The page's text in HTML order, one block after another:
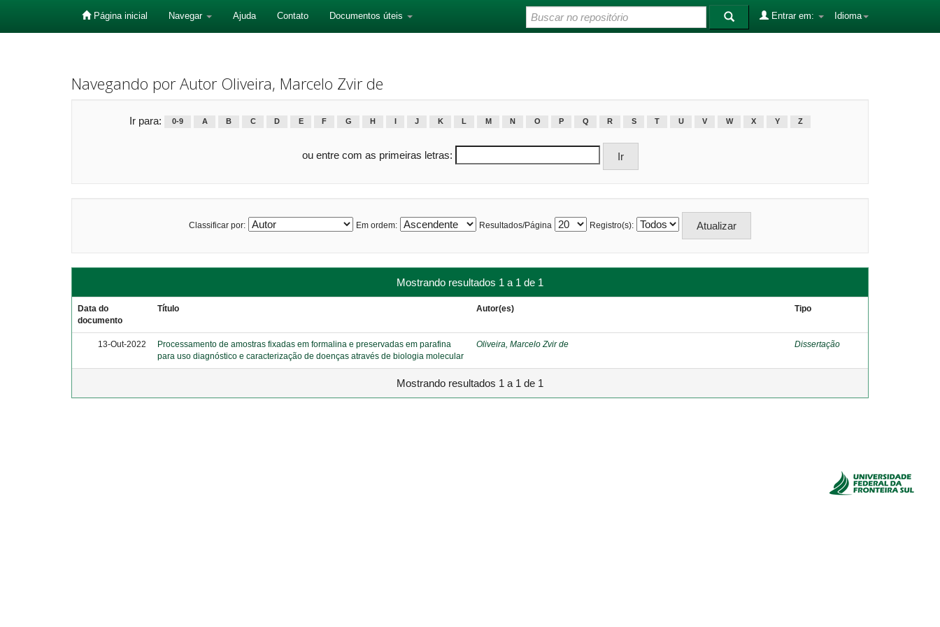
Página inicial Navegar Ajuda Contato Documentos úteis Idioma
Entrar em:
Navegando por Autor Oliveira, Marcelo Zvir de
Ir para: 0-9 A B C D E F G H J K L M N O P Q R S T U V W X Y Z
ou entre com as primeiras letras:
Classificar por: Em ordem: Resultados/Página Registro(s):
Mostrando resultados 1 a 1 de 1
Data do
documento
Título Autor(es) Tipo
13-Out-2022
Processamento de amostras fixadas em formalina e preservadas em parafina
para uso diagnóstico e caracterização de doenças através de biologia molecular
Oliveira, Marcelo Zvir de Dissertação
Mostrando resultados 1 a 1 de 1